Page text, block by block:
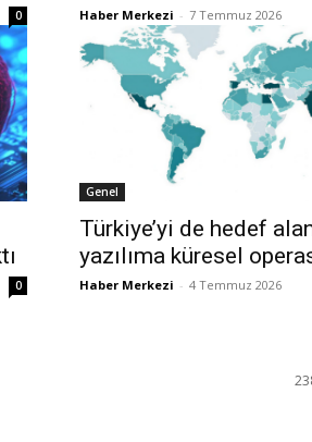
0 Haber Merkezi - 7 Temmuz 2026
0
Genel
Türkiye’yi de hedef
yazılıma küresel
Haber Merkezi - 4 Temmuz 2026